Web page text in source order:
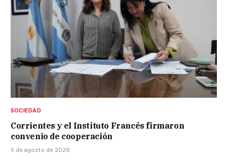
SOCIEDAD
Corrientes y el Instituto Francés firmaron
convenio de cooperación
5 de agosto de 2026